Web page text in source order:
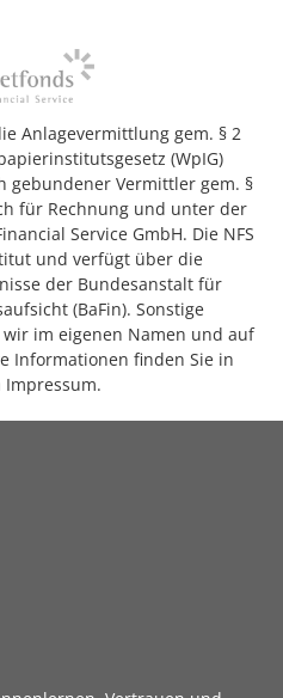
Anlagevermittlung gem. § 2
(WpIG)
gebundener Vermittler gem. §
für Rechnung und unter der
Service GmbH. Die NFS
und verfügt über die
der Bundesanstalt für
(BaFin). Sonstige
im eigenen Namen und auf
Informationen finden Sie in
Impressum.